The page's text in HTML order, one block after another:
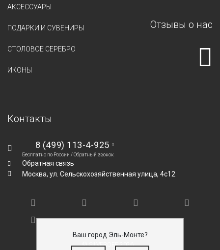
Ваш город Эль-Монте?
АКСЕССУАРЫ
ПОДАРКИ И СУВЕНИРЫ
СТОЛОВОЕ СЕРЕБРО
ИКОНЫ
Отзывы о нас
Контакты
8 (499) 113-4-925
Бесплатно по России /Обратный звонок
Обратная связь
Москва, ул. Сельскохозяйственная улица, 4с12
© SILVEROFF 2026